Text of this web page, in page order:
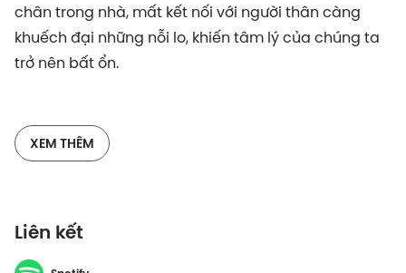
chân trong nhà, mất kết nối với người thân càng
khuếch đại những nỗi lo, khiến tâm lý của chúng ta
trở nên bất ổn.
gia Nghiên cứu sinh, Thạc Sĩ Trương Nguyễn Xuân
Quỳnh, nhà công tác xã hội lâm sàn lĩnh vực y tế đại
những nỗi âu lo ấy và sống tích cực hơn trong tập
Bít Tất này nhé.
XEM THÊM
Liên kết